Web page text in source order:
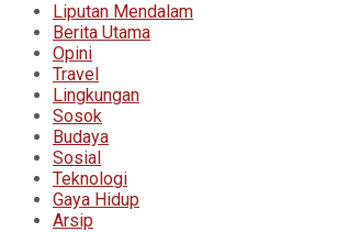
Liputan Mendalam
Berita Utama
Opini
Travel
Lingkungan
Sosok
Budaya
Sosial
Teknologi
Gaya Hidup
Arsip